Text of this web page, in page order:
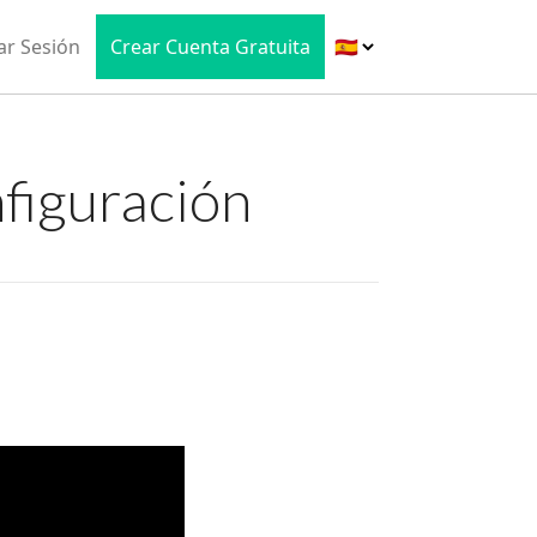
Sesión Crear Cuenta Gratuita